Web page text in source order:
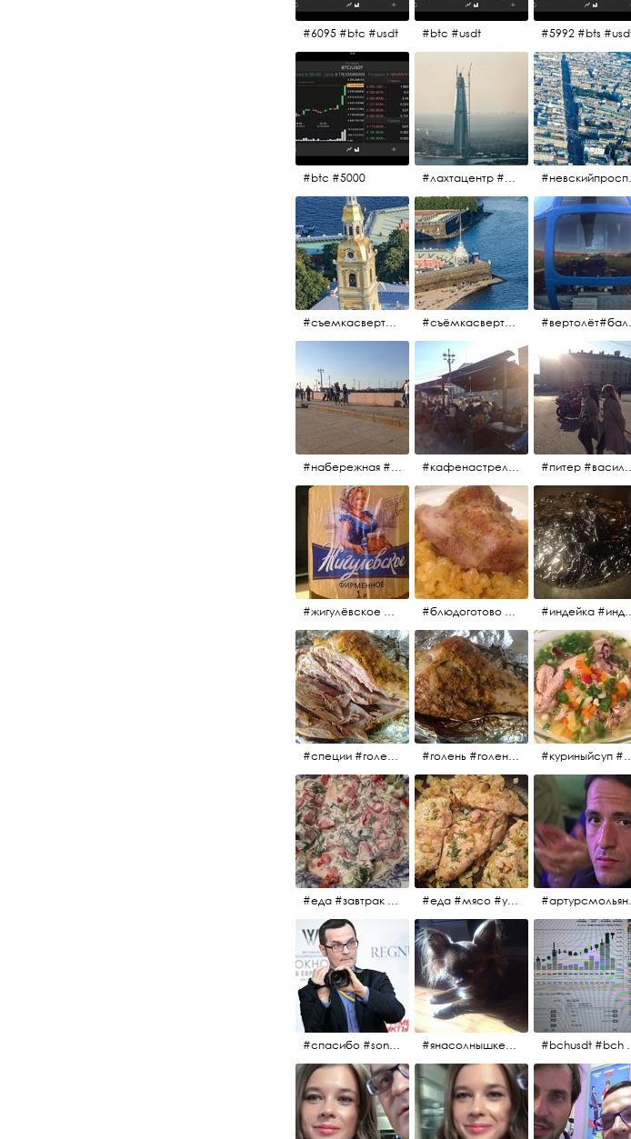
#6095 #btc #usdt #btc #usdt #5992 #bts
#btc #5000 #лахтацентр #лахта #башнягазпром #газпром #башня #небоскрёбпитера #небоскрёб #финскийзалив #санктпетербург
#съемкасвертолета #вертолёт #съёмкасвертолёта #петропавловскаякрепость #заячийостров #санктпетербург #съёмкасвертолёта #питер #петропавловскаякрепость #нева #осень2017
#набережная #людигуляют #биржевоймост #кафенастрелкевасильевскогоострова #байкеры #питер
#жигулёвское #пиво #свежеепиво #beer #напиток #блюдоготово #можнокушать #простолук #лук #индейкавфольге #мясоиндейки #индейка
#специи #голень #голеньиндейки #индейка #мясо #еда #завтрак #голеньиндейкивфольге #голень #голеньиндейки #голеньиндейкивфольге #индейка #завтрак #еда #мясо #куриныйсуп
#еда #завтрак #витамины #помидоры #укроп #огурцы #сметана #салат #еда #мясо #утро #завтрак #едакакисточниквдохновения
#спасибо #sony #nikon #oknofestivsl @alex_kurov #aplgallery #янасолнышкележу #янасолнышкогляжу #чихуахуа #bchusdt #bch #usdt